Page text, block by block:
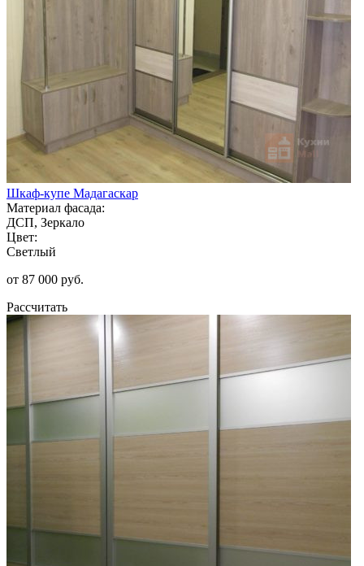
Шкаф-купе Мадагаскар
Материал фасада:
ДСП, Зеркало
Цвет:
Светлый
от 87 000 руб.
Рассчитать